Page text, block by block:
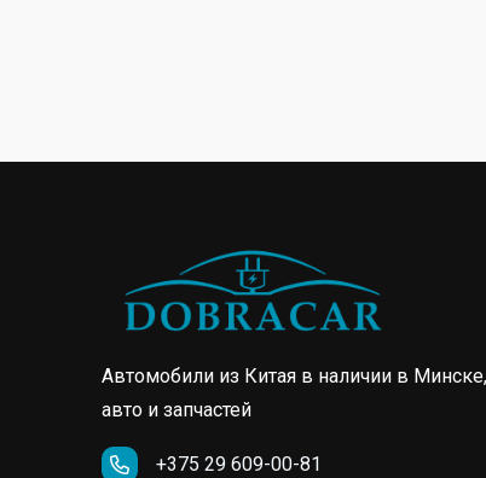
Автомобили из Китая в наличии в
авто и запчастей
+375 29 609-00-81